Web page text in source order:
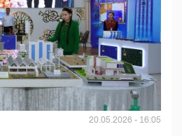
20.05.2026 - 16:05